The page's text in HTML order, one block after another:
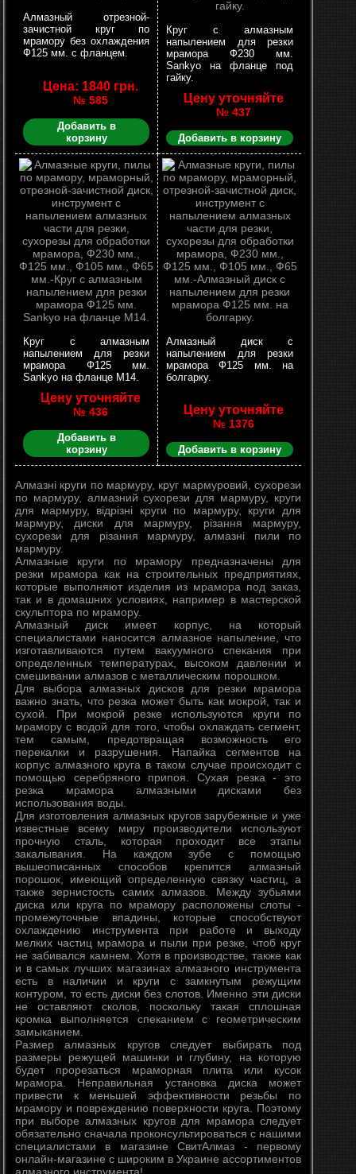
Алмазный отрезной-
зачистной круг по
мрамору без охлаждения
Ф125 мм. с фланцем.
Цена: 1840 грн.
№ 585
Добавить в
корзину
Круг с алмазным
напылением для резки
мрамора Ф230 мм.
Sankyo на фланце под
гайку.
Цену уточняйте
№ 437
Добавить в корзину
Круг с алмазным
напылением для резки
мрамора Ф125 мм.
Sankyo на фланце М14.
Цену уточняйте
№ 436
Добавить в
корзину
Алмазный диск с
напылением для резки
мрамора Ф125 мм. на
болгарку.
Цену уточняйте
№ 1376
Добавить в корзину
Алмазні круги по мармуру, круг мармуровий, сухорези
по мармуру, алмазний сухорези для мармуру, круги
для мармуру, відрізні круги по мармуру, круги для
мармуру, диски для мармуру, різання мармуру,
сухорези для різання мармуру, алмазні пили по
мармуру.
Алмазные круги по мрамору предназначены для
резки мрамора как на строительных предприятиях,
которые выполняют изделия из мрамора под заказ,
так и в домашних условиях, например в мастерской
скульптора по мрамору.
Алмазный диск имеет корпус, на который
специалистами наносится алмазное напыление, что
изготавливаются путем вакуумного спекания при
определенных температурах, высоком давлении и
смешивании алмазов с металлическим порошком.
Для выбора алмазных дисков для резки мрамора
важно знать, что резка может быть как мокрой, так и
сухой. При мокрой резке используются круги по
мрамору с водой для того, чтобы охлаждать сегмент,
тем самым, предотвращая возможность его
перекалки и разрушения. Напайка сегментов на
корпус алмазного круга в таком случае происходит с
помощью серебряного припоя. Сухая резка - это
резка мрамора алмазными дисками без
использования воды.
Для изготовления алмазных кругов зарубежные и уже
известные всему миру производители используют
прочную сталь, которая проходит все этапы
закалывания. На каждом зубе с помощью
вышеописанных способов крепится алмазный
порошок, имеющий определенную связку частиц, а
также зернистость самих алмазов. Между зубьями
диска или круга по мрамору расположены слоты -
промежуточные впадины, которые способствуют
охлаждению инструмента при работе и выходу
мелких частиц мрамора и пыли при резке, чтоб круг
не забивался камнем. Хотя в производстве, также как
и в самых лучших магазинах алмазного инструмента
есть в наличии и круги с замкнутым режущим
контуром, то есть диски без слотов. Именно эти диски
не оставляют сколов, поскольку такая сплошная
кромка выполняется спеканием с геометрическим
замыканием.
Размер алмазных кругов следует выбирать под
размеры режущей машинки и глубину, на которую
будет прорезаться мраморная плита или кусок
мрамора. Неправильная установка диска может
привести к меньшей эффективности резьбы по
мрамору и повреждению поверхности круга. Поэтому
при выборе алмазных кругов для мрамора следует
обязательно сначала проконсультироваться с нашими
специалистами в магазине СвитАлмаз - первому
онлайн-магазине с широким в Украине ассортиментов